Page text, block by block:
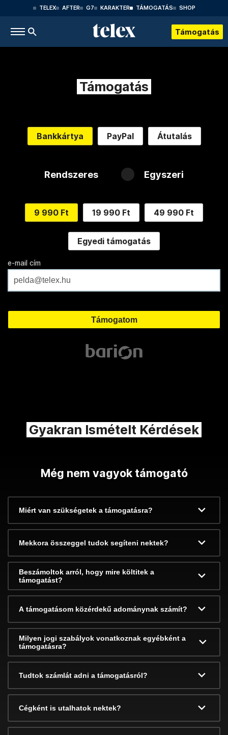
TELEX AFTER G7 KARAKTER TÁMOGATÁS SHOP
Támogatás
Támogatás
Bankkártya PayPal Átutalás
Rendszeres Egyszeri
9 990 Ft 19 990 Ft 49 990 Ft
Egyedi támogatás
e-mail cím
Gyakran Ismételt Kérdések
Még nem vagyok támogató
Miért van szükségetek a támogatásra?
Mekkora összeggel tudok segíteni nektek?
Beszámoltok arról, hogy mire költitek a
támogatást?
A támogatásom közérdekű adománynak számít?
Milyen jogi szabályok vonatkoznak egyébként a
támogatásra?
Tudtok számlát adni a támogatásról?
Cégként is utalhatok nektek?